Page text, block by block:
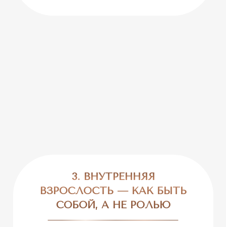
3. ВНУТРЕННЯЯ
ВЗРОСЛОСТЬ — КАК БЫТЬ
СОБОЙ, А НЕ РОЛЬЮ